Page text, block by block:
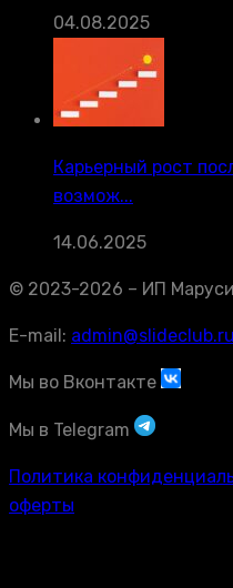
04.08.2025
Карьерный рост
возмож...
14.06.2025
© 2023-2026 – ИП
E-mail: admin@slideclub.ru
Мы во Вконтакте
Мы в Telegram
Политика
оферты